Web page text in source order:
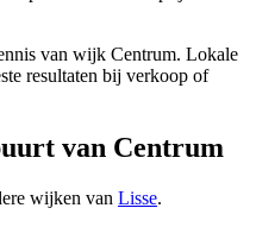
van wijk Centrum. Lokale
resultaten bij verkoop of
van Centrum
wijken van Lisse.